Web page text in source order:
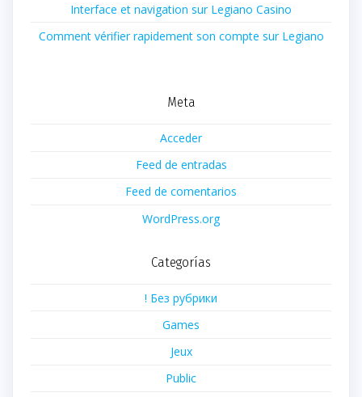
Interface et navigation sur Legiano Casino
Comment vérifier rapidement son compte sur Legiano
Meta
Acceder
Feed de entradas
Feed de comentarios
WordPress.org
Categorías
! Без рубрики
Games
Jeux
Public